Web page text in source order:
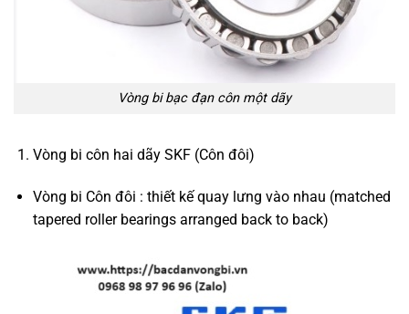
Vòng bi bạc đạn côn một dãy
Vòng bi côn hai dãy SKF (Côn đôi)
Vòng bi Côn đôi : thiết kế quay lưng vào nhau (matched
tapered roller bearings arranged back to back)